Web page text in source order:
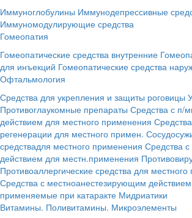
Иммуноглобулины Иммунодепрессивные
Иммуномодулирующие средства
Гомеопатия
Гомеопатические средства внутренние
для инъекций Гомеопатические средства
Офтальмология
Средства для укрепления и защиты роговицы
Противоглаукомные препараты Средства с п/
действием для местного применения
регенерации для местного примен.
средствадля местного применения Средства
действием для местн.применения
Противоаллергические средства для
Средства с местноанестезирующим действием
применяемые при катаракте Мидриатики
Витамины. Поливитамины. Микроэлементы